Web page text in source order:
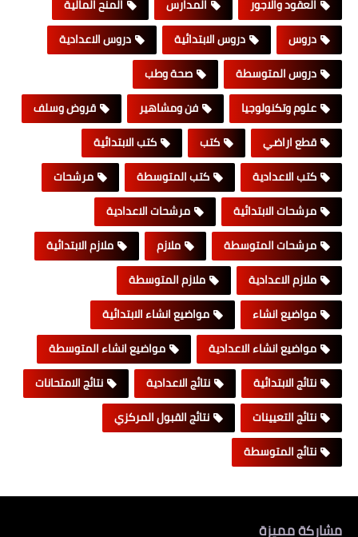
العقود والاجور
المدارس
المنح المالية
دروس
دروس الابتدائية
دروس الاعدادية
دروس المتوسطة
صحة وطب
علوم وتكنولوجيا
فن ومشاهير
قروض وسلف
قطع اراضي
كتب
كتب الابتدائية
كتب الاعدادية
كتب المتوسطة
مرشحات
مرشحات الابتدائية
مرشحات الاعدادية
مرشحات المتوسطة
ملازم
ملازم الابتدائية
ملازم الاعدادية
ملازم المتوسطة
مواضيع انشاء
مواضيع انشاء الابتدائية
مواضيع انشاء الاعدادية
مواضيع انشاء المتوسطة
نتائج الابتدائية
نتائج الاعدادية
نتائج الامتحانات
نتائج التعيينات
نتائج القبول المركزي
نتائج المتوسطة
مشاركة مميزة